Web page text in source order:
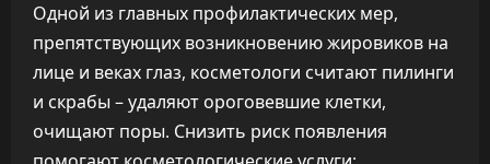
Одной из главных профилактических мер,
препятствующих возникновению жировиков на
лице и веках глаз, косметологи считают пилинги
и скрабы – удаляют ороговевшие клетки,
очищают поры. Снизить риск появления